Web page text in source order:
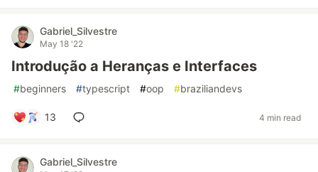
Gabriel_Silvestre
May 18 '22
Introdução a Heranças e Interfaces
#beginners #typescript #oop #braziliandevs
13 4 min read
Gabriel_Silvestre